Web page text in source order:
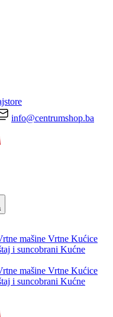
info@centrumshop.ba
mašine Vrtne Kućice
i suncobrani Kućne
mašine Vrtne Kućice
i suncobrani Kućne